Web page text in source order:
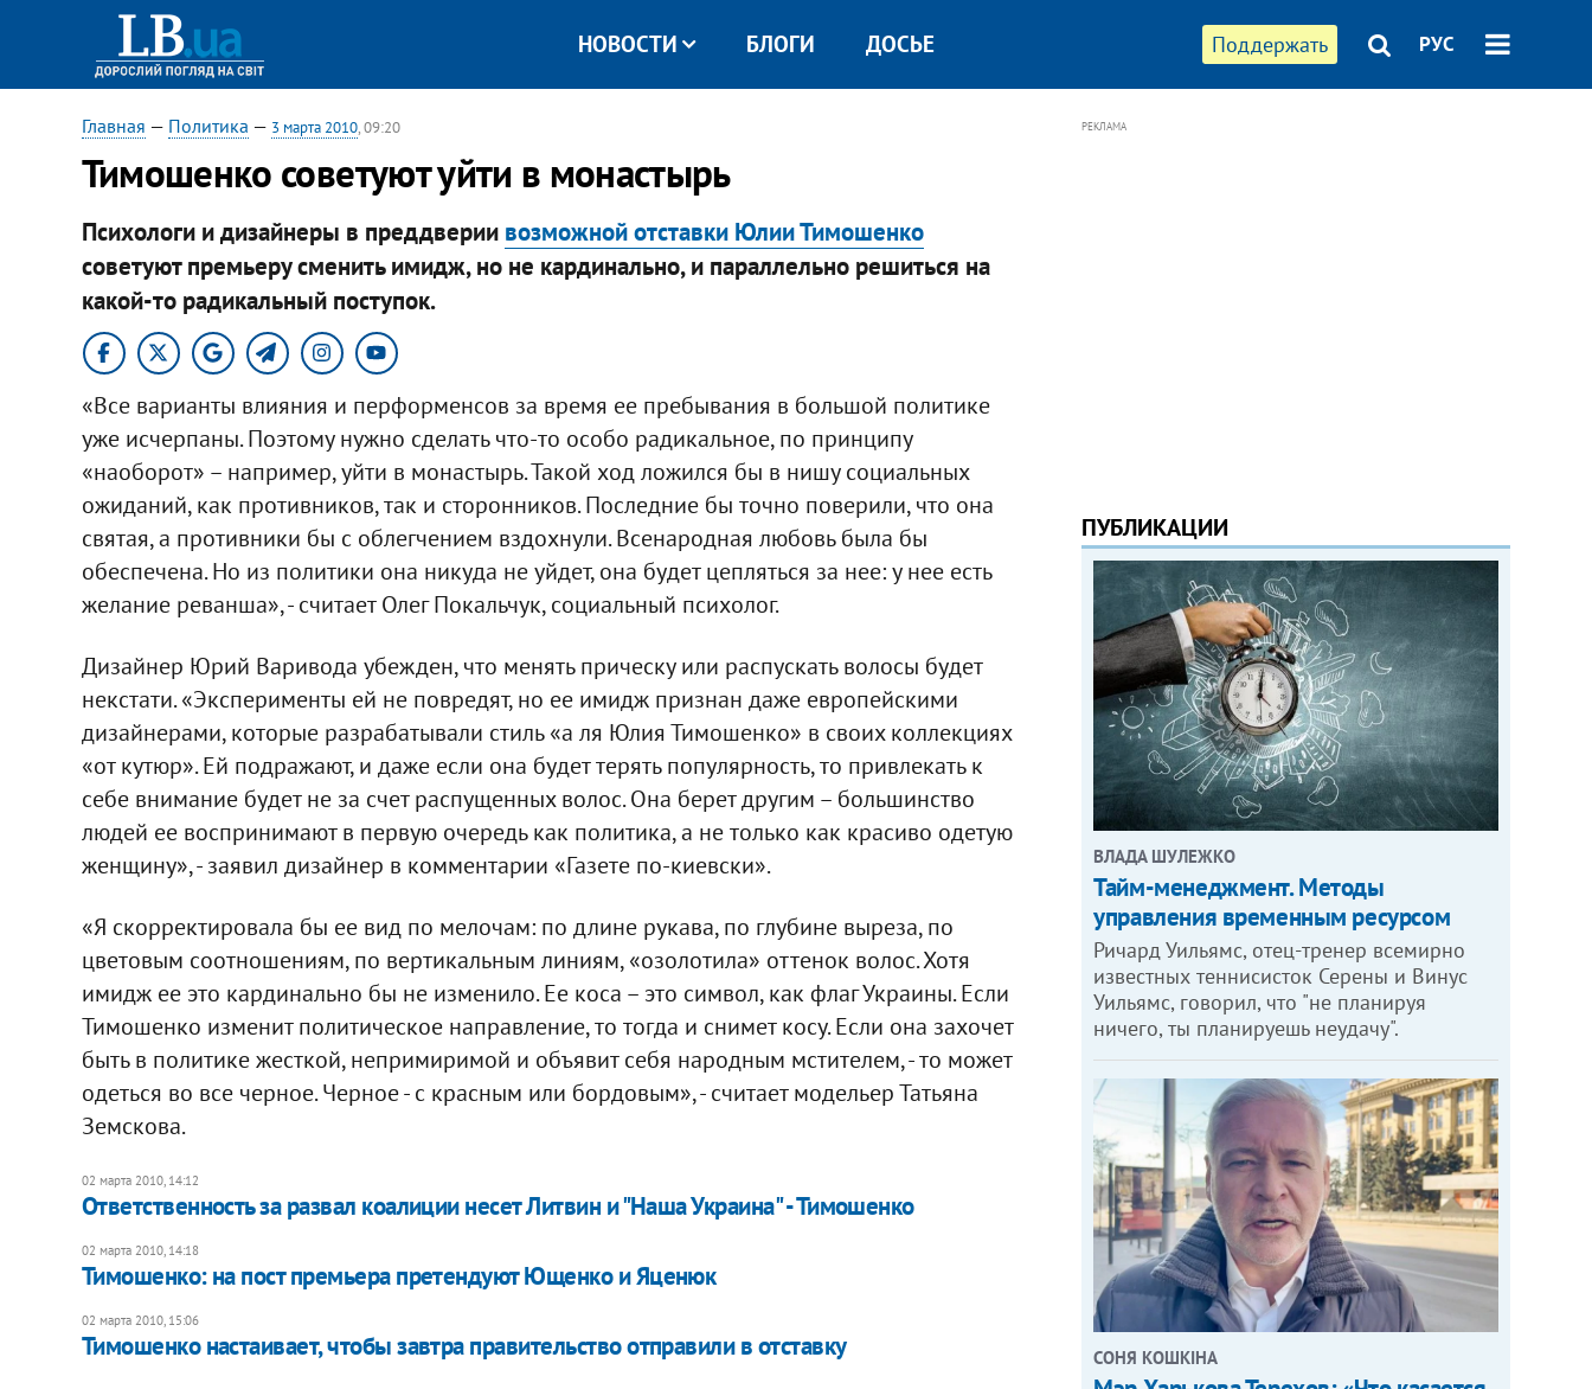
Поддержать РУС
НОВОСТИ БЛОГИ ДОСЬЕ
Главная — Политика — 3 марта 2010, 09:20
Тимошенко советуют уйти в монастырь
Психологи и дизайнеры в преддверии возможной отставки Юлии Тимошенко
советуют премьеру сменить имидж, но не кардинально, и параллельно решиться на
какой-то радикальный поступок.
«Все варианты влияния и перформенсов за время ее пребывания в большой политике
уже исчерпаны. Поэтому нужно сделать что-то особо радикальное, по принципу
«наоборот» – например, уйти в монастырь. Такой ход ложился бы в нишу социальных
ожиданий, как противников, так и сторонников. Последние бы точно поверили, что она
святая, а противники бы с облегчением вздохнули. Всенародная любовь была бы
обеспечена. Но из политики она никуда не уйдет, она будет цепляться за нее: у нее есть
желание реванша», - считает Олег Покальчук, социальный психолог.
Дизайнер Юрий Варивода убежден, что менять прическу или распускать волосы будет
некстати. «Эксперименты ей не повредят, но ее имидж признан даже европейскими
дизайнерами, которые разрабатывали стиль «а ля Юлия Тимошенко» в своих коллекциях
«от кутюр». Ей подражают, и даже если она будет терять популярность, то привлекать к
себе внимание будет не за счет распущенных волос. Она берет другим – большинство
людей ее воспринимают в первую очередь как политика, а не только как красиво одетую
женщину», - заявил дизайнер в комментарии «Газете по-киевски».
«Я скорректировала бы ее вид по мелочам: по длине рукава, по глубине выреза, по
цветовым соотношениям, по вертикальным линиям, «озолотила» оттенок волос. Хотя
имидж ее это кардинально бы не изменило. Ее коса – это символ, как флаг Украины. Если
Тимошенко изменит политическое направление, то тогда и снимет косу. Если она захочет
быть в политике жесткой, непримиримой и объявит себя народным мстителем, - то может
одеться во все черное. Черное - с красным или бордовым», - считает модельер Татьяна
Земскова.
02 марта 2010, 14:12
Ответственность за развал коалиции несет Литвин и "Наша Украина" - Тимошенко
02 марта 2010, 14:18
Тимошенко: на пост премьера претендуют Ющенко и Яценюк
02 марта 2010, 15:06
Тимошенко настаивает, чтобы завтра правительство отправили в отставку
РЕКЛАМА
ПУБЛИКАЦИИ
ВЛАДА ШУЛЕЖКО
Тайм-менеджмент. Методы
управления временным ресурсом
Ричард Уильямс, отец-тренер всемирно
известных теннисисток Серены и Винус
Уильямс, говорил, что "не планируя
ничего, ты планируешь неудачу".
СОНЯ КОШКІНА